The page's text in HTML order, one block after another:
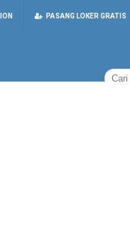
PASANG LOKER GRATIS